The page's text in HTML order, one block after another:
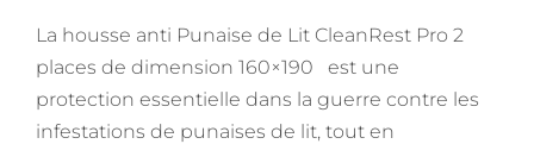
La housse anti Punaise de Lit CleanRest Pro 2
places de dimension 160×190 est une
protection essentielle dans la guerre contre les
infestations de punaises de lit, tout en